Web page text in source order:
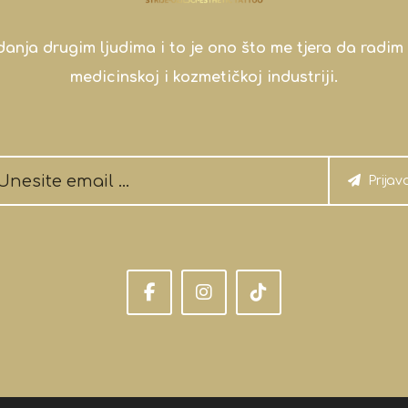
drugim ljudima i to je ono što me tjera da
medicinskoj i kozmetičkoj industriji.